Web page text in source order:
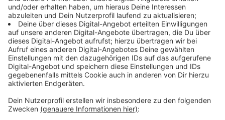
auch noch nicht an der Kapazitätsgrenze. Das
bestätigten der Kreis und auch das Klinikum
Westmünsterland. Zurzeit haben auch immer mehr
Jüngere einen schweren Krankheitsverlauf, sagte uns
der Sprecher des Klinikums. Es könne durchaus mit der
britischen Mutation zusammenhängen.
Anzeige